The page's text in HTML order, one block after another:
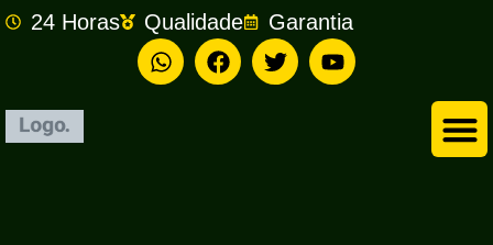
24 Horas Qualidade Garantia